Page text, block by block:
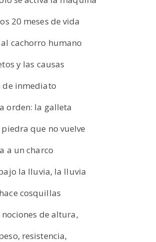
20 meses de vida
cachorro humano
y las causas
de inmediato
orden: la galleta
que no vuelve
a un charco
la lluvia, la lluvia
cosquillas
de altura,
resistencia,